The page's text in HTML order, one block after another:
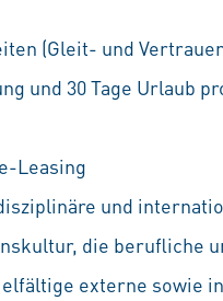
(Gleit- und
und 30 Tage Urlaub
Leasing
und
die berufliche
externe sowie